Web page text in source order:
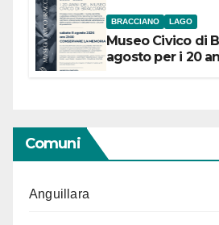
BRACCIANO LAGO
Museo Civico di
agosto per i 20
Comuni
Anguillara